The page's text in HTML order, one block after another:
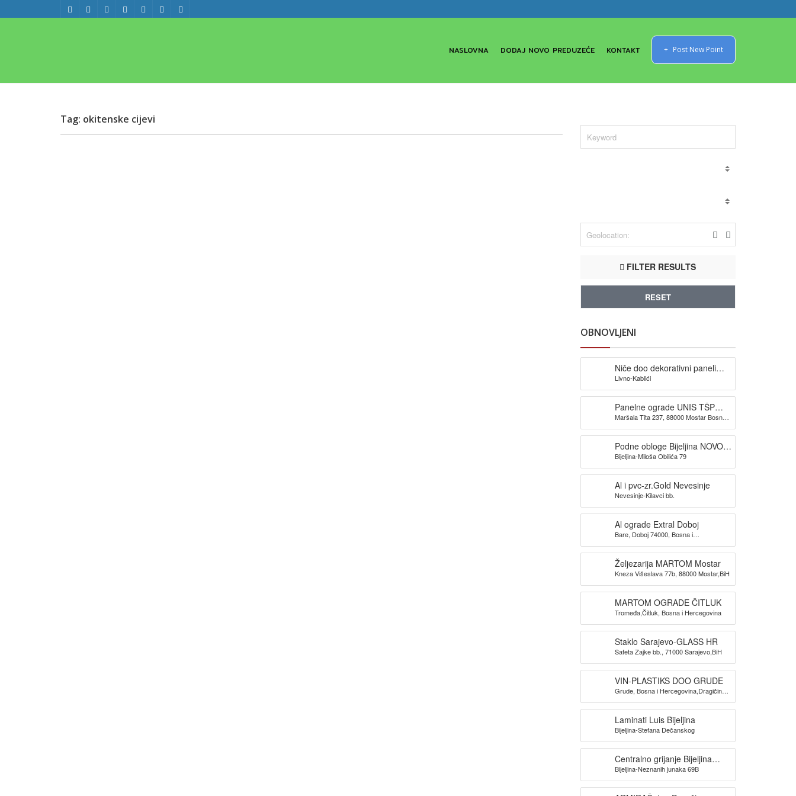
NASLOVNA DODAJ NOVO PREDUZEĆE KONTAKT Post New Point
Tag: okitenske cijevi
FILTER RESULTS
RESET
OBNOVLJENI
Niče doo dekorativni paneli
Livno
Livno-Kablići
Panelne ograde UNIS TŠP
Mostar
Maršala Tita 237, 88000 Mostar Bosna i
Podne obloge Bijeljina NOVOX
doo.
Bijeljina-Miloša Obilića 79
Al i pvc-zr.Gold Nevesinje
Nevesinje-Kilavci bb.
Al ograde Extral Doboj
Bare, Doboj 74000, Bosna i
Željezarija MARTOM Mostar
Kneza Višeslava 77b, 88000 Mostar,BiH
MARTOM OGRADE ČITLUK
Tromeđa,Čitluk, Bosna i Hercegovina
Staklo Sarajevo-GLASS HR
Safeta Zajke bb., 71000 Sarajevo,BiH
VIN-PLASTIKS DOO GRUDE
Grude, Bosna i Hercegovina,Dragičina
Laminati Luis Bijeljina
Bijeljina-Stefana Dečanskog
Centralno grijanje Bijeljina
MONTERM
Bijeljina-Neznanih junaka 69B